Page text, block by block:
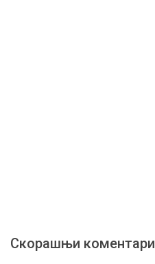
Скорашњи коментари